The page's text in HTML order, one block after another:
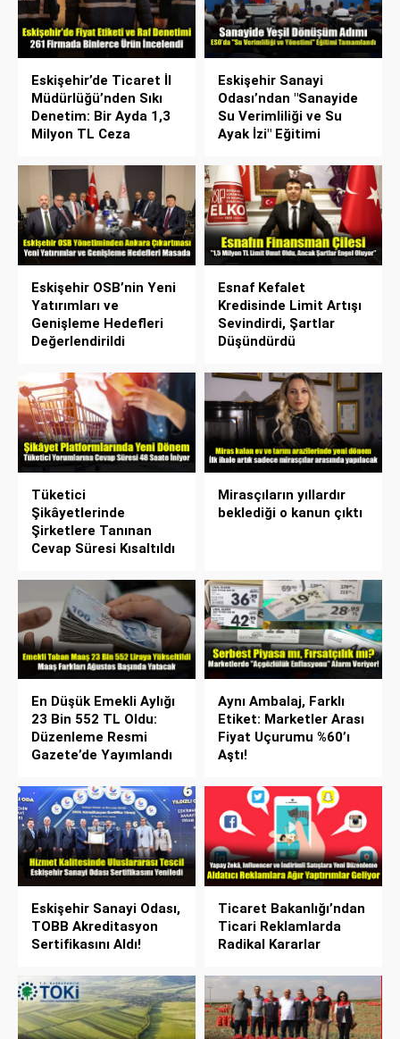
Eskişehir’de Ticaret İl
Müdürlüğü’nden Sıkı
Denetim: Bir Ayda 1,3
Milyon TL Ceza
Eskişehir Sanayi
Odası’ndan "Sanayide
Su Verimliliği ve Su
Ayak İzi" Eğitimi
Eskişehir OSB’nin Yeni
Yatırımları ve
Genişleme Hedefleri
Değerlendirildi
Esnaf Kefalet
Kredisinde Limit Artışı
Sevindirdi, Şartlar
Düşündürdü
Tüketici
Şikâyetlerinde
Şirketlere Tanınan
Cevap Süresi Kısaltıldı
Mirasçıların yıllardır
beklediği o kanun çıktı
En Düşük Emekli Aylığı
23 Bin 552 TL Oldu:
Düzenleme Resmi
Gazete’de Yayımlandı
Aynı Ambalaj, Farklı
Etiket: Marketler Arası
Fiyat Uçurumu %60’ı
Aştı!
Eskişehir Sanayi Odası,
TOBB Akreditasyon
Sertifikasını Aldı!
Ticaret Bakanlığı’ndan
Ticari Reklamlarda
Radikal Kararlar